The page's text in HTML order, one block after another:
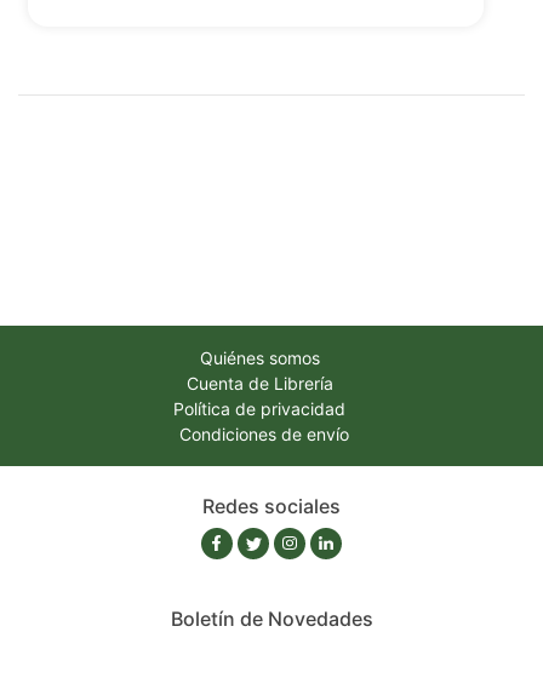
Quiénes somos
Cuenta de Librería
Política de privacidad
Condiciones de envío
Redes sociales
Boletín de Novedades